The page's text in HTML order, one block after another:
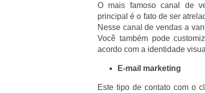
O mais famoso canal de
principal é o fato de ser
Nesse canal de vendas a
Você também pode
acordo com a identidade
E-mail marketing
Este tipo de contato com o